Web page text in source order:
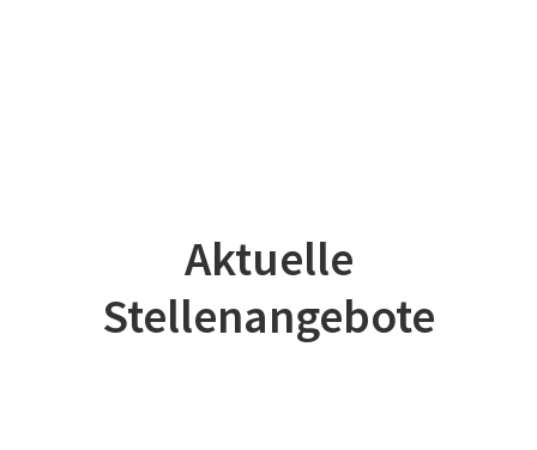
Aktuelle
Stellenangebote